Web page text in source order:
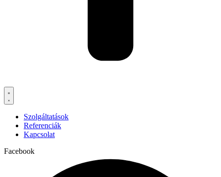
Szolgáltatások
Referenciák
Kapcsolat
Facebook